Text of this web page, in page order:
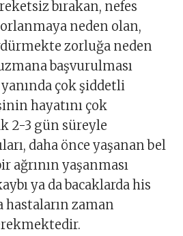
bırakan, nefes
neden olan,
zorluğa neden
başvurulması
çok şiddetli
hayatını çok
2-3 gün süreyle
daha önce yaşanan bel
ağrının yaşanması
ya da bacaklarda his
zaman